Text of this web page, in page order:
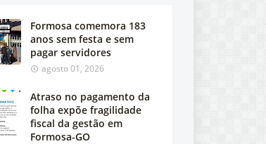
Formosa comemora 183
anos sem festa e sem
pagar servidores
agosto 01, 2026
Atraso no pagamento da
folha expõe fragilidade
fiscal da gestão em
Formosa-GO